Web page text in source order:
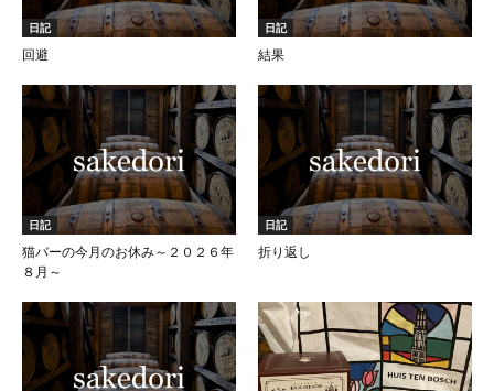
日記
回避
日記
結果
日記
猫バーの今月のお休み～２０２６年
８月～
日記
折り返し